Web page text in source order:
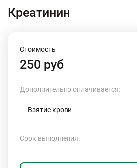
Креатинин
Стоимость
250 руб
Дополнительно оплачивается:
Взятие крови
Срок выполнения: